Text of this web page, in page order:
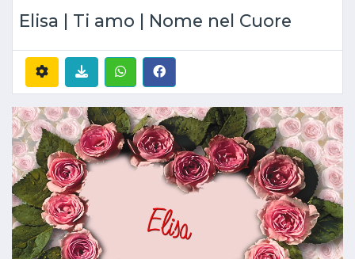
Elisa | Ti amo | Nome nel Cuore